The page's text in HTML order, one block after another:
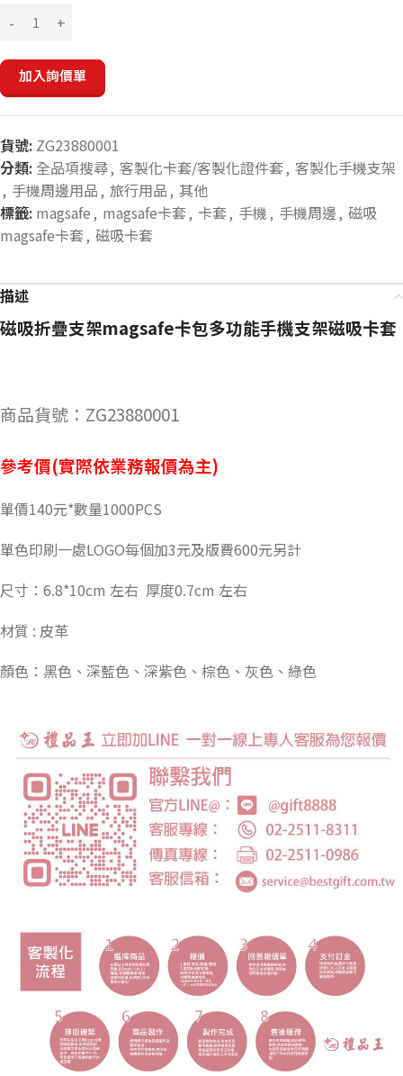
加入詢價單
貨號: ZG23880001
分類: 全品項搜尋, 客製化卡套/客製化證件套 , 客製化手機支架
, 手機周邊用品 , 旅行用品 , 其他
標籤: magsafe , magsafe卡套 , 卡套 , 手機 , 手機周邊 , 磁吸
magsafe卡套 , 磁吸卡套
描述
磁吸折疊支架magsafe卡包多功能手機支架磁吸卡套
商品貨號：ZG23880001
參考價(實際依業務報價為主)
單價140元*數量1000PCS
單色印刷一處LOGO每個加3元及版費600元另計
尺寸：6.8*10cm 左右 厚度0.7cm 左右
材質 : 皮革
顏色：黑色、深藍色、深紫色、棕色、灰色、綠色